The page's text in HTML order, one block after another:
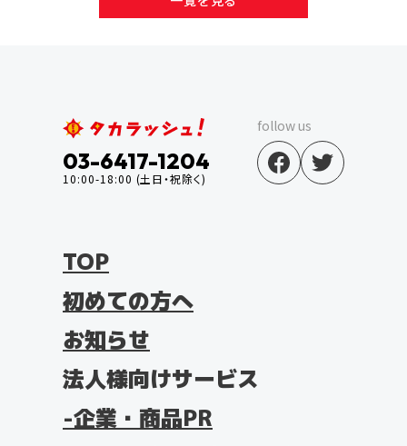
03-6417-1204
10:00-18:00 (土日・祝除く)
follow us
TOP
初めての方へ
お知らせ
法人様向けサービス
企業・商品PR